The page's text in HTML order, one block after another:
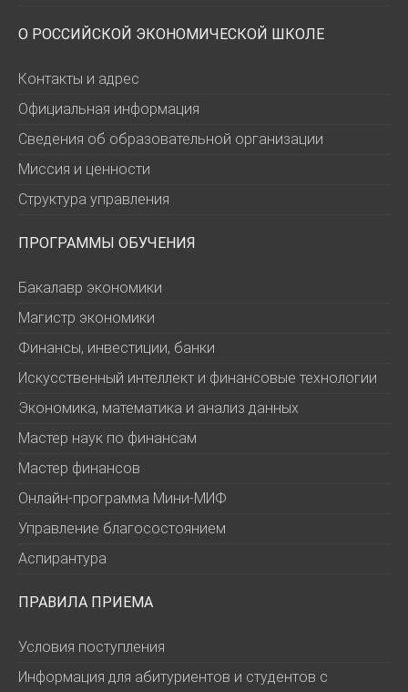
О РОССИЙСКОЙ ЭКОНОМИЧЕСКОЙ ШКОЛЕ
Контакты и адрес
Официальная информация
Сведения об образовательной организации
Миссия и ценности
Структура управления
ПРОГРАММЫ ОБУЧЕНИЯ
Бакалавр экономики
Магистр экономики
Финансы, инвестиции, банки
Искусственный интеллект и финансовые технологии
Экономика, математика и анализ данных
Мастер наук по финансам
Мастер финансов
Онлайн-программа Мини-МИФ
Управление благосостоянием
Аспирантура
ПРАВИЛА ПРИЕМА
Условия поступления
Информация для абитуриентов и студентов с